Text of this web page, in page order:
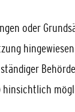
oder
hinsichtlich